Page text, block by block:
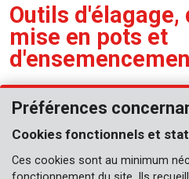
Outils d'élagage, de
mise en pots et
Outils de jardinage
Transplantoirs
Aérateur
Préférences
Cookies fonctionnels et
Ces cookies sont au minimum